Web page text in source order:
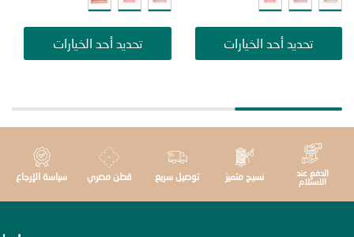
تحديد أحد الخيارات تحديد أحد الخيارات
عند
نسيج متميز توصيل سريع قطن مصري سياسة الإرجاع